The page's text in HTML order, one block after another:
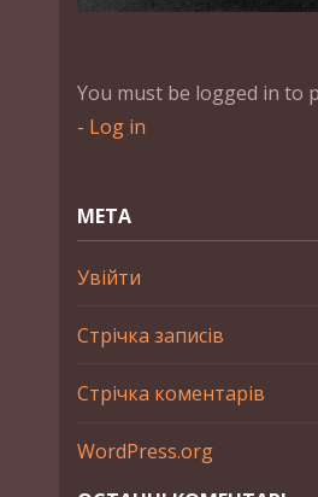
You must be logged in to
- Log in
МЕТА
Увійти
Стрічка записів
Стрічка коментарів
WordPress.org